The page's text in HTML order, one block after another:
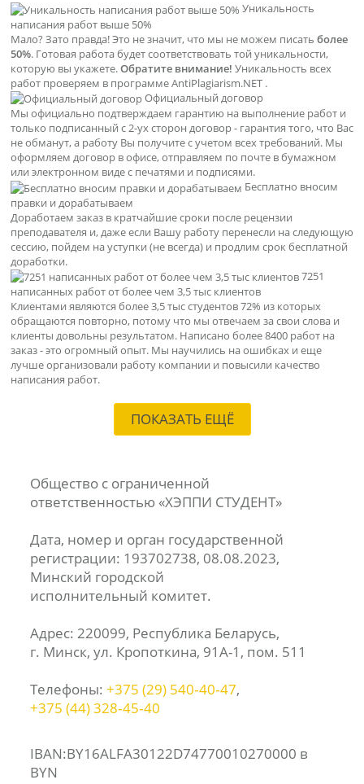
Уникальность
написания работ выше 50%
Мало? Зато правда! Это не значит, что мы не можем писать более
50%. Готовая работа будет соответствовать той уникальности,
которую вы укажете.Обратите внимание! Уникальность всех
работ проверяем в программе AntiPlagiarism.NET .
Официальный договор
Мы официально подтверждаем гарантию на выполнение работ и
только подписанный с 2-ух сторон договор - гарантия того, что Вас
не обманут, а работу Вы получите с учетом всех требований. Мы
оформляем договор в офисе, отправляем по почте в бумажном
или электронном виде с печатями и подписями.
Бесплатно вносим
правки и дорабатываем
Доработаем заказ в кратчайшие сроки после рецензии
преподавателя и, даже если Вашу работу перенесли на следующую
сессию, пойдем на уступки (не всегда) и продлим срок бесплатной
доработки.
7251
написанных работ от более чем 3,5 тыс клиентов
Клиентами являются более 3,5 тыс студентов 72% из которых
обращаются повторно, потому что мы отвечаем за свои слова и
клиенты довольны результатом. Написано более 8400 работ на
заказ - это огромный опыт. Мы научились на ошибках и еще
лучше организовали работу компании и повысили качество
написания работ.
ПОКАЗАТЬ ЕЩЁ
Общество с ограниченной
ответственностью «ХЭППИ СТУДЕНТ»
Дата, номер и орган государственной
регистрации: 193702738, 08.08.2023,
Минский городской
исполнительный комитет.
Адрес: 220099, Республика Беларусь,
г. Минск, ул. Кропоткина, 91А-1, пом. 511
Телефоны: +375 (29) 540‑40‑47,
+375 (44) 328‑45‑40
IBAN:BY16ALFA30122D74770010270000 в
BYN